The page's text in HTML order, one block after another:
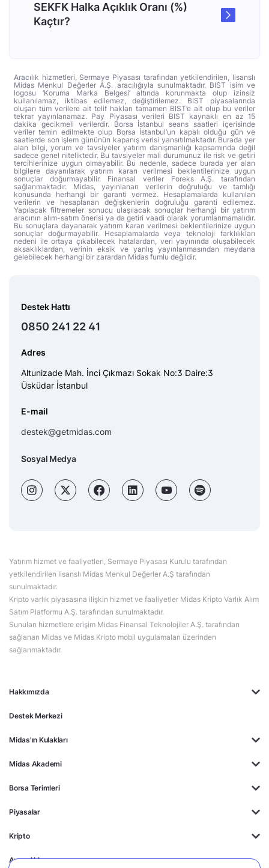
SEKFK Halka Açıklık Oranı (%)
Kaçtır?
Aracılık hizmetleri, Sermaye Piyasası tarafından yetkilendirilen, lisanslı
Midas Menkul Değerler A.Ş. aracılığıyla sunulmaktadır. BIST isim ve
logosu ‘Koruma Marka Belgesi’ altında korunmakta olup izinsiz
kullanılamaz, iktibas edilemez, değiştirilemez. BIST piyasalarında
oluşan tüm verilere ait telif hakları tamamen BIST’e ait olup bu veriler
tekrar yayınlanamaz. Pay Piyasası verileri BIST kaynaklı en az 15
dakika gecikmeli verilerdir. Borsa İstanbul seans saatleri içerisinde
veriler temin edilmekte olup Borsa İstanbul’un kapalı olduğu gün ve
saatlerde son işlem gününün kapanış verisi yansıtılmaktadır. Burada yer
alan bilgi, yorum ve tavsiyeler yatırım danışmanlığı kapsamında değil
sadece genel niteliktedir. Bu tavsiyeler mali durumunuz ile risk ve getiri
tercihlerinize uygun olmayabilir. Bu nedenle, sadece burada yer alan
bilgilere dayanılarak yatırım kararı verilmesi beklentilerinize uygun
sonuçlar doğurmayabilir. Finansal veriler Foreks A.Ş. tarafından
sağlanmaktadır. Midas, yayınlanan verilerin doğruluğu ve tamlığı
konusunda herhangi bir garanti vermez. Hesaplamalarda kullanılan
verilerin ve hesaplanan değişkenlerin doğruluğu garanti edilemez.
Yapılacak filtremeler sonucu ulaşılacak sonuçlar herhangi bir yatırım
aracının alım-satım önerisi ya da getiri vaadi olarak yorumlanmamalıdır.
Bu sonuçlara dayanarak yatırım kararı verilmesi beklentilerinize uygun
sonuçlar doğurmayabilir. Hesaplamalarda veya teknoloji farklılıkları
nedeni ile ortaya çıkabilecek hatalardan, veri yayınında oluşabilecek
aksaklıklardan, verinin eksik ve yanlış yayınlanmasından meydana
gelebilecek herhangi bir zarardan Midas fumlu değildir.
Hakkımızda
Destek Merkezi
Midas'ın Kulakları
Midas Akademi
Borsa Terimleri
Piyasalar
Kripto
Ayrıcalıklar
Destek Hattı
0850 241 22 41
Adres
Altunizade Mah. İnci Çıkmazı Sokak No:3 Daire:3
Üsküdar İstanbul
E-mail
destek@getmidas.com
Sosyal Medya
Yatırım hizmet ve faaliyetleri, Sermaye Piyasası Kurulu tarafından
yetkilendirilen lisanslı Midas Menkul Değerler A.Ş tarafından
sunulmaktadır.
Kripto varlık piyasasına ilişkin hizmet ve faaliyetler Midas Kripto Varlık Alım
Satım Platformu A.Ş. tarafından sunulmaktadır.
Sunulan hizmetlere erişim Midas Finansal Teknolojiler A.Ş. tarafından
sağlanan Midas ve Midas Kripto mobil uygulamaları üzerinden
sağlanmaktadır.